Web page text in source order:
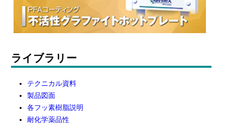
ライブラリー
テクニカル資料
製品図面
各フッ素樹脂説明
耐化学薬品性